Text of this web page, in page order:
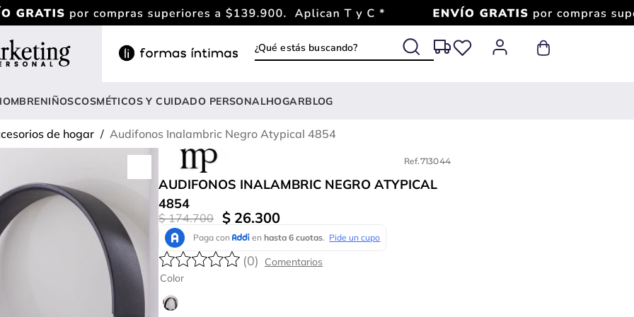
¿Qué estás buscando?
NIÑOSCOSMÉTICOS Y CUIDADO PERSONALHOGARBLOG
de hogar Audifonos Inalambric Negro Atypical 4854
Ref.713044
AUDIFONOS INALAMBRIC NEGRO ATYPICAL
4854
$ 174.700 $ 26.300
(0)
Color
vestido